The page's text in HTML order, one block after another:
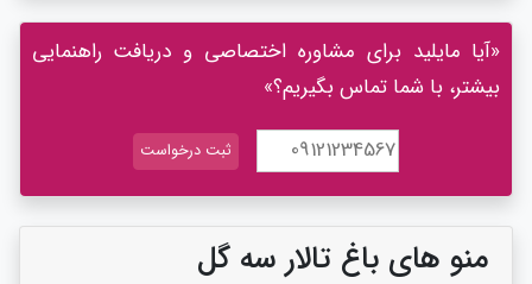
«آیا مایلید برای مشاوره اختصاصی و دریافت راهنمایی
بیشتر، با شما تماس بگیریم؟»
منو های باغ تالار سه گل